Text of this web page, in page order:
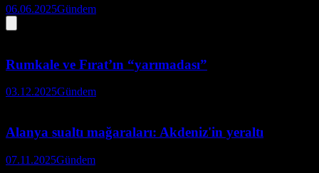
06.06.2025Gündem
Rumkale ve Fırat’ın “yarımadası”
03.12.2025Gündem
Alanya sualtı mağaraları: Akdeniz'in yeraltı
07.11.2025Gündem